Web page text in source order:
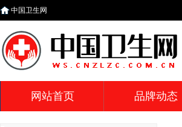
中国卫生网
网站首页 品牌动态